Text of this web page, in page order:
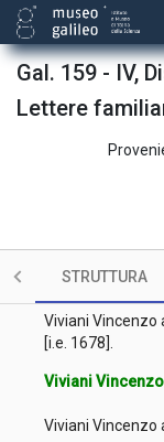
Gal. 159 - IV,
Lettere
STRUTTURA
Viviani
Viviani Vincenzo
Viviani Vincenzo
Viviani
[i.e. 1678].
Viviani Vincenzo
[i.e. 1678].
Viviani
Viviani Vincenzo